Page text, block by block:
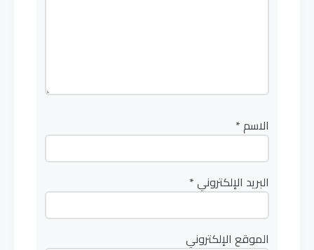
الاسم*
البريد الإلكتروني*
الموقع الإلكتروني